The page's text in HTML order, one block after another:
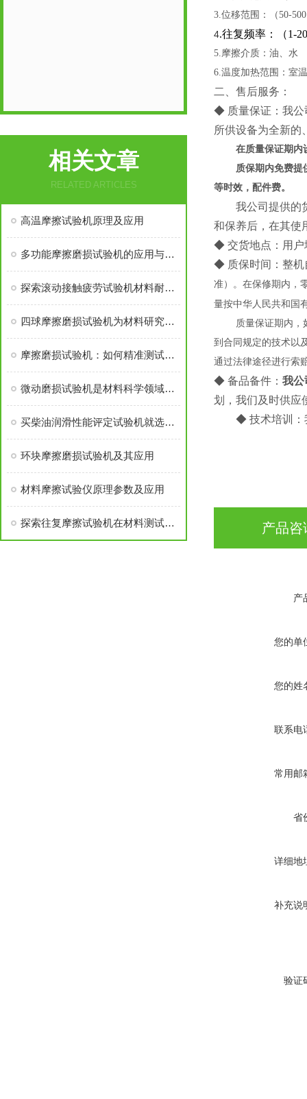
相关文章
RELATED ARTICLES
高温摩擦试验机原理及应用
多功能摩擦磨损试验机的应用与发展
探索滚动接触疲劳试验机材料耐久性的前沿测试
四球摩擦磨损试验机为材料研究和工程实践提供关键数据
摩擦磨损试验机：如何精准测试材料耐久性？
微动磨损试验机是材料科学领域的重要工具
买柴油润滑性能评定试验机就选济南益华
环块摩擦磨损试验机及其应用
材料摩擦试验仪原理参数及应用
探索往复摩擦试验机在材料测试中的应用与价值
3.位移范围：（50-
4.往复频率：（1-
5.摩擦介质：油、水
6.温度加热范围：室
二、售后服务：
◆ 质量保证：我公
所供设备为全新的
在质量保证期内
质保期内免费提
等时效，配件费。
我公司提供的
和保养后，在其使
◆ 交货地点：用户
◆ 质保时间：整机
准）。在保修期内，
量按中华人民共和国
质量保证期内，
到合同规定的技术以
通过法律途径进行索
◆ 备品备件： 我公
划，我们及时供应
◆ 技术培训：
产品咨
产
您的单
您的姓
联系电
常用邮
省
详细地
补充说
验证